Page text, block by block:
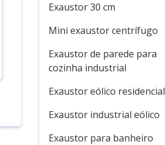
Exaustor 30 cm
Mini exaustor centrífugo
Exaustor de parede para
cozinha industrial
Exaustor eólico residencial
Exaustor industrial eólico
Exaustor para banheiro